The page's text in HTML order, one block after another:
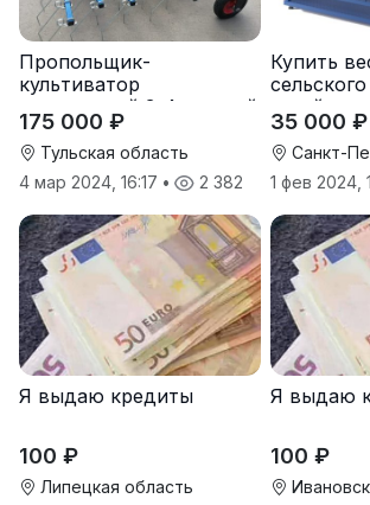
Пропольщик-
культиватор
штригерный 3-4-рядный
«ТУЛКА-3/4»
175 000 ₽
Тульская область
4 мар 2024, 16:17 • 2 382
Купить
хозяйства
35 000 ₽
Санкт-
1 фев 2024,
Я выдаю кредиты
100 ₽
Липецкая область
Я выдаю
100 ₽